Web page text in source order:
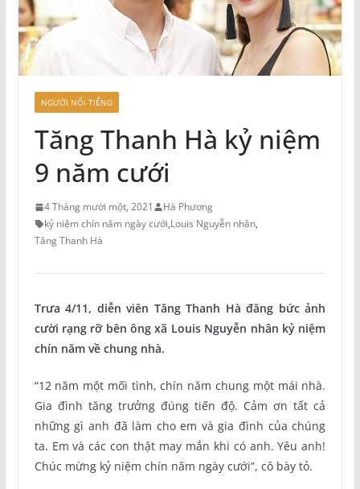
NGƯỜI NỔI TIẾNG
Tăng Thanh Hà kỷ niệm
9 năm cưới
4 Tháng mười một, 2021
Hà Phương
kỷ niệm chín năm ngày cưới,Louis Nguyễn nhân,
Tăng Thanh Hà
Trưa 4/11, diễn viên Tăng Thanh Hà đăng bức ảnh
cười rạng rỡ bên ông xã Louis Nguyễn nhân kỷ niệm
chín năm về chung nhà.
“12 năm một mối tình, chín năm chung một mái nhà.
Gia đình tăng trưởng đúng tiến độ. Cảm ơn tất cả
những gì anh đã làm cho em và gia đình của chúng
ta. Em và các con thật may mắn khi có anh. Yêu anh!
Chúc mừng kỷ niệm chín năm ngày cưới”, cô bày tỏ.